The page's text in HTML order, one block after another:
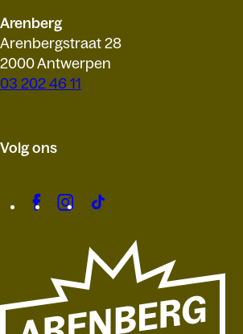
Arenberg
Arenbergstraat 28
2000 Antwerpen
03 202 46 11
Volg ons